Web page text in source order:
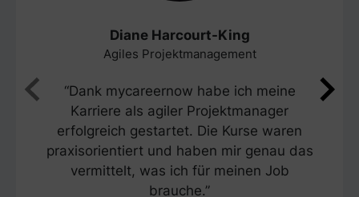
Diane Harcourt-King
Agiles Projektmanagement
“Dank mycareernow habe ich meine
Karriere als agiler Projektmanager
erfolgreich gestartet. Die Kurse waren
praxisorientiert und haben mir genau das
vermittelt, was ich für meinen Job
brauche.”